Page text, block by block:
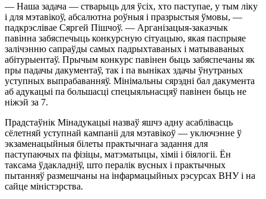
— Наша задача — стварыць для ўсіх, хто паступае, у тым ліку
і для мэтавікоў, абсалютна роўныя і празрыстыя ўмовы, —
падкрэслівае Сяргей Пішчоў. — Арганізацыя-заказчык
павінна забяспечыць конкурсную сітуацыю, якая паспрыяе
залічэнню сапраўды самых падрыхтаваных і матываваных
абітурыентаў. Прычым конкурс павінен быць забяспечаны як
пры падачы дакументаў, так і па выніках здачы ўнутраных
уступных выпрабаванняў. Мінімальны сярэдні бал дакумента
аб адукацыі па большасці спецыяльнасцяў павінен быць не
ніжэй за 7.
Прадстаўнік Мінадукацыі назваў яшчэ адну асаблівасць
сёлетняй уступнай кампаніі для мэтавікоў — уключэнне ў
экзаменацыйныя білеты практычнага задання для
паступаючых па фізіцы, матэматыцы, хіміі і біялогіі. Ён
таксама ўдакладніў, што пералік вусных і практычных
пытанняў размешчаны на інфармацыйных рэсурсах ВНУ і на
сайце міністэрства.